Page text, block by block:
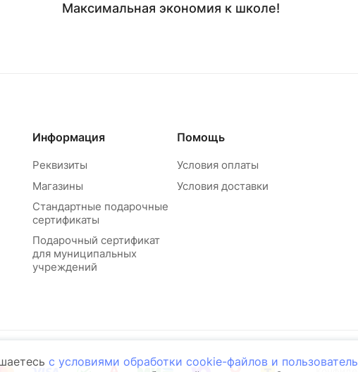
Максимальная экономия к школе!
Информация
Реквизиты
Магазины
Стандартные подарочные
сертификаты
Подарочный сертификат
для муниципальных
учреждений
Помощь
Условия оплаты
Условия доставки
с условиями обработки cookie-файлов и